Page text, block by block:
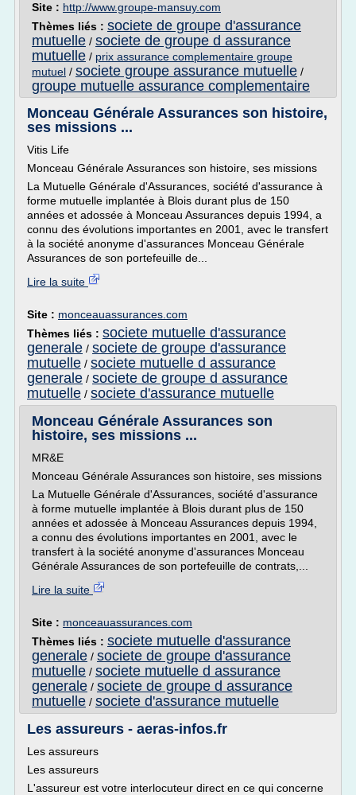
Site : http://www.groupe-mansuy.com
Thèmes liés : societe de groupe d'assurance
mutuelle / societe de groupe d assurance
mutuelle / prix assurance complementaire groupe
mutuel / societe groupe assurance mutuelle /
groupe mutuelle assurance complementaire
Monceau Générale Assurances son histoire,
ses missions ...
Vitis Life
Monceau Générale Assurances son histoire, ses missions
La Mutuelle Générale d'Assurances, société d'assurance à
forme mutuelle implantée à Blois durant plus de 150
années et adossée à Monceau Assurances depuis 1994, a
connu des évolutions importantes en 2001, avec le transfert
à la société anonyme d'assurances Monceau Générale
Assurances de son portefeuille de...
Lire la suite
Site : monceauassurances.com
Thèmes liés : societe mutuelle d'assurance
generale / societe de groupe d'assurance
mutuelle / societe mutuelle d assurance
generale / societe de groupe d assurance
mutuelle / societe d'assurance mutuelle
Monceau Générale Assurances son
histoire, ses missions ...
MR&E
Monceau Générale Assurances son histoire, ses missions
La Mutuelle Générale d'Assurances, société d'assurance
à forme mutuelle implantée à Blois durant plus de 150
années et adossée à Monceau Assurances depuis 1994,
a connu des évolutions importantes en 2001, avec le
transfert à la société anonyme d'assurances Monceau
Générale Assurances de son portefeuille de contrats,...
Lire la suite
Site : monceauassurances.com
Thèmes liés : societe mutuelle d'assurance
generale / societe de groupe d'assurance
mutuelle / societe mutuelle d assurance
generale / societe de groupe d assurance
mutuelle / societe d'assurance mutuelle
Les assureurs - aeras-infos.fr
Les assureurs
Les assureurs
L'assureur est votre interlocuteur direct en ce qui concerne